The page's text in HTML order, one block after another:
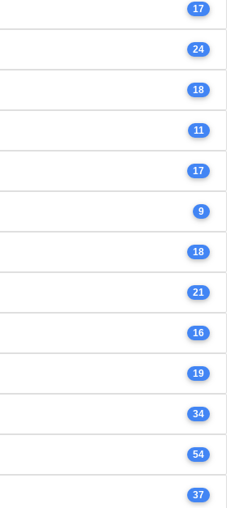
17
24
18
11
17
9
18
21
16
19
34
54
37